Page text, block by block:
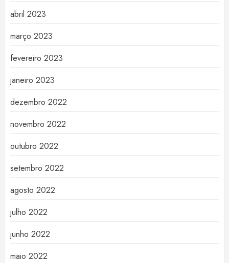
abril 2023
março 2023
fevereiro 2023
janeiro 2023
dezembro 2022
novembro 2022
outubro 2022
setembro 2022
agosto 2022
julho 2022
junho 2022
maio 2022